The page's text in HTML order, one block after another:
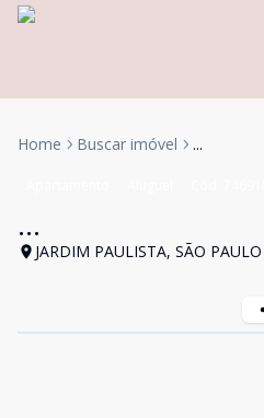
Home Buscar imóvel ...
...
JARDIM PAULISTA, SÃO